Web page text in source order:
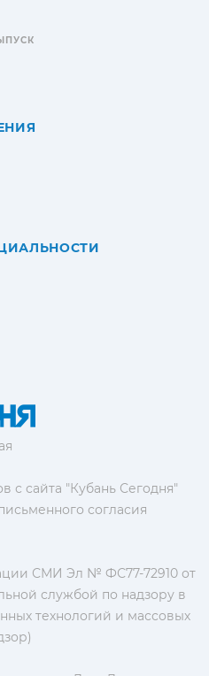
с сайта "Кубань Сегодня"
согласия
СМИ Эл № ФС77-72910 от
службой по надзору в
технологий и массовых